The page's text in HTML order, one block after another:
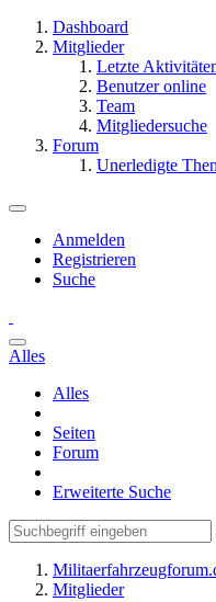
Dashboard
Mitglieder
Letzte
Benutzer online
Team
Mitgliedersuche
Forum
Unerledigte
Anmelden
Registrieren
Suche
Alles
Alles
Seiten
Forum
Erweiterte Suche
Mitglieder